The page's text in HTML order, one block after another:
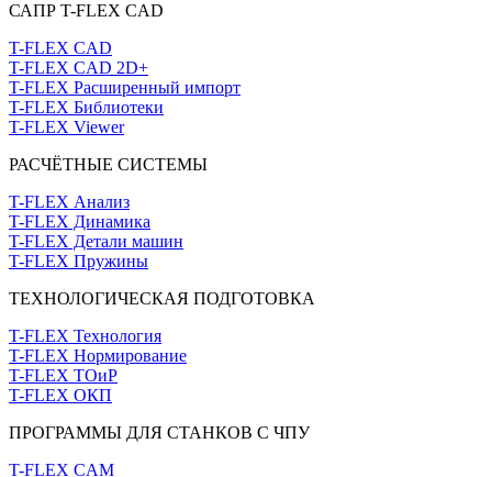
САПР T-FLEX CAD
T-FLEX CAD
T-FLEX CAD 2D+
T-FLEX Расширенный импорт
T-FLEX Библиотеки
T-FLEX Viewer
РАСЧЁТНЫЕ СИСТЕМЫ
T-FLEX Анализ
T-FLEX Динамика
T-FLEX Детали машин
T-FLEX Пружины
ТЕХНОЛОГИЧЕСКАЯ ПОДГОТОВКА
T-FLEX Технология
T-FLEX Нормирование
T-FLEX ТОиР
T-FLEX ОКП
ПРОГРАММЫ ДЛЯ СТАНКОВ С ЧПУ
T-FLEX CAM